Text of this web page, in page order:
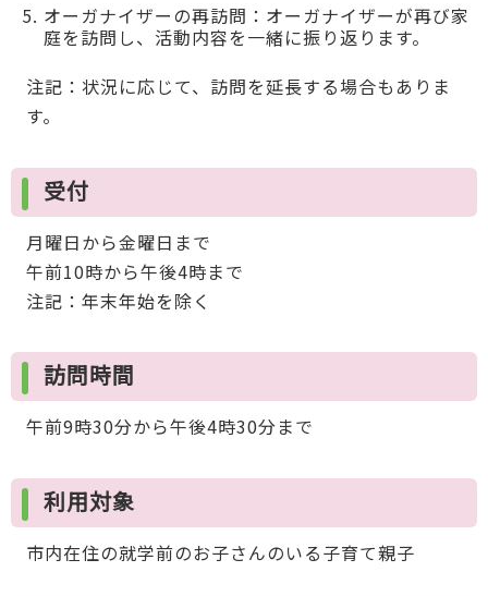
オーガナイザーの再訪問：オーガナイザーが再び家
庭を訪問し、活動内容を一緒に振り返ります。
注記：状況に応じて、訪問を延長する場合もありま
す。
受付
月曜日から金曜日まで
午前10時から午後4時まで
注記：年末年始を除く
訪問時間
午前9時30分から午後4時30分まで
利用対象
市内在住の就学前のお子さんのいる子育て親子